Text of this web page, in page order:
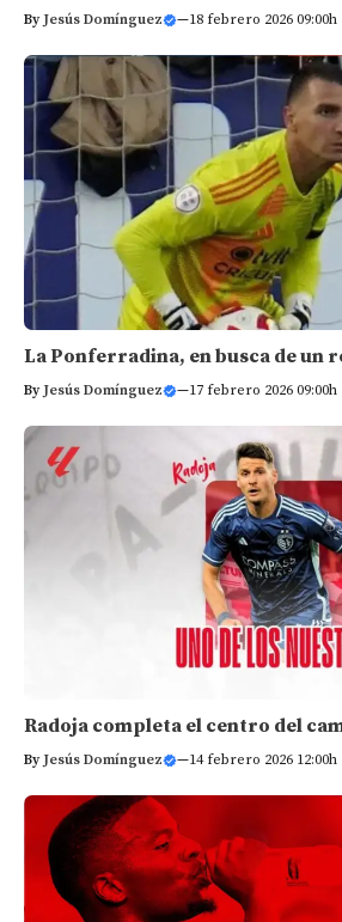
By Jesús Domínguez —18 febrero 2026 09:00h
La Ponferradina, en busca de un
By Jesús Domínguez —17 febrero 2026 09:00h
Radoja completa el centro del
By Jesús Domínguez —14 febrero 2026 12:00h